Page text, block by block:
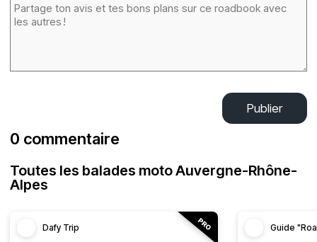
Publier
0 commentaire
Toutes les balades moto Auvergne-Rhône-
Alpes
Dafy Trip Guide